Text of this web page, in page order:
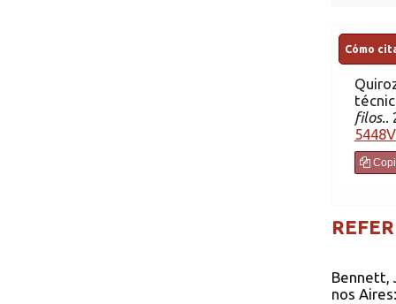
Cómo
filos..
Bennett,
nos